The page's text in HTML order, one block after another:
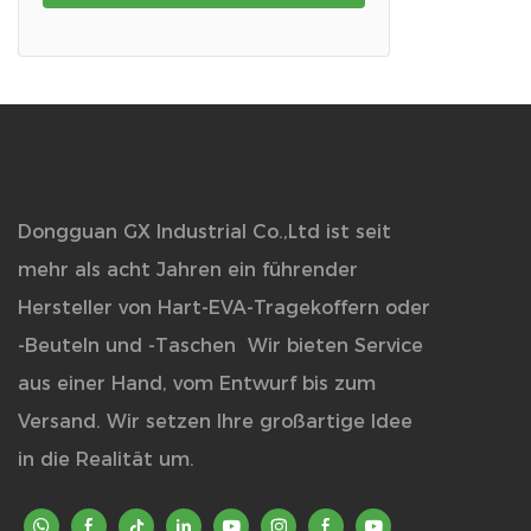
Dongguan GX Industrial Co.,Ltd ist seit
mehr als acht Jahren ein führender
Hersteller von Hart-EVA-Tragekoffern oder
-Beuteln und -Taschen Wir bieten Service
aus einer Hand, vom Entwurf bis zum
Versand. Wir setzen Ihre großartige Idee
in die Realität um.